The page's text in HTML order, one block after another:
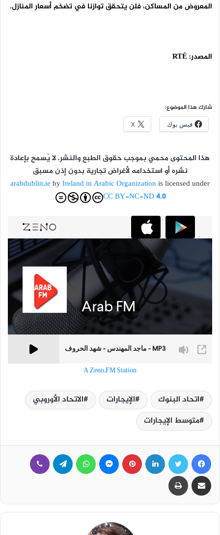
المعروض من المساكن، فلن يتحقق توازنا في تضخم أسعار المنازل.
المصدر:RTÉ
شارك هذا الموضوع:
فيس بوك X
هذا المحتوى محمي بموجب حقوق الطبع والنشر. لا يُسمح بإعادة
نشره أو استخدامه لأغراض تجارية بدون إذن مسبق
arabdublin.ie byIreland in Arabic Organizationis licensed under
CC BY-NC-ND 4.0
A Zeno.FM Station
اتحاد البنوك الإيجارات
الاتحاد الأوروبي
متوسط الإيجارات